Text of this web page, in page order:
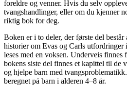
foreldre og venner. Hvis du selv
tvangshandlinger, eller om du kjenner
riktig bok for deg.
Boken er i to deler, der første del
historier om Evas og Carls utfordringer
leses med en voksen. Underveis finnes
bokens siste del finnes et kapittel til de
og hjelpe barn med
beregnet på barn i alderen 4–8 år.